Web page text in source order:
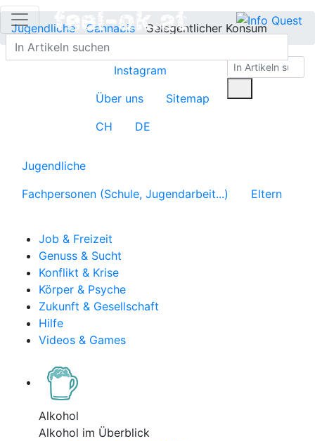
Jugendliche Cannabis Gelegentlicher Konsum
Instagram
Über uns
Sitemap
CH
DE
Jugendliche
Fachpersonen (Schule, Jugendarbeit...)
Eltern
Job & Freizeit
Genuss & Sucht
Konflikt & Krise
Körper & Psyche
Zukunft & Gesellschaft
Hilfe
Videos & Games
Alkohol
Alkohol im Überblick